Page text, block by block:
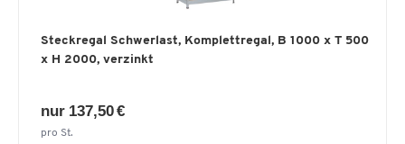
Steckregal Schwerlast, Komplettregal, B 1000 x T 500
x H 2000, verzinkt
nur 137,50 €
pro St.